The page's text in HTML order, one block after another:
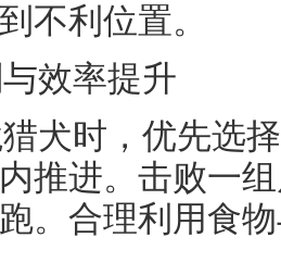
不利位置。
效率提升
犬时，优先选
推进。击败一
。合理利用食